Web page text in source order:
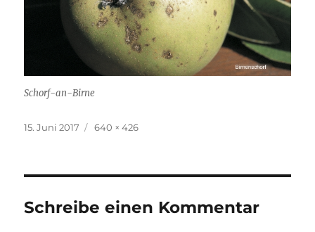
Schorf-an-Birne
Veröffentlicht
15. Juni 2017
Volle
640 × 426
Schreibe einen Kommentar